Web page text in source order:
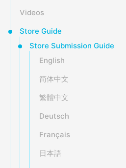
Videos
Store Guide
Store Submission Guide
English
简体中文
繁體中文
Deutsch
Français
日本語